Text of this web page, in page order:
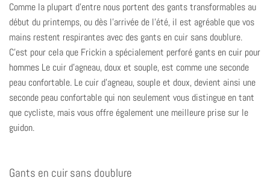
Comme la plupart d'entre nous portent des gants transformables au
début du printemps, ou dès l'arrivée de l'été, il est agréable que vos
mains restent respirantes avec des gants en cuir sans doublure.
C'est pour cela que Frickin a spécialement perforé gants en cuir pour
hommes Le cuir d'agneau, doux et souple, est comme une seconde
peau confortable. Le cuir d'agneau, souple et doux, devient ainsi une
seconde peau confortable qui non seulement vous distingue en tant
que cycliste, mais vous offre également une meilleure prise sur le
guidon.
Gants en cuir sans doublure